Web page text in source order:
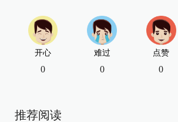
开心
0
难过
0
点赞
0
推荐阅读